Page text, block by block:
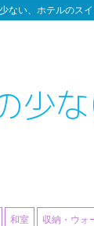
ない、ホテルのスイ
少
和室 収納・ウォ